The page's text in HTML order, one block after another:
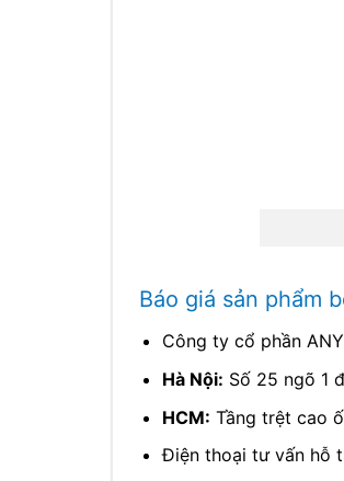
Báo giá sản phẩm
Công ty cổ phần
Hà Nội: Số 25 ngõ 1
HCM: Tầng trệt cao
Điện thoại tư vấn hỗ